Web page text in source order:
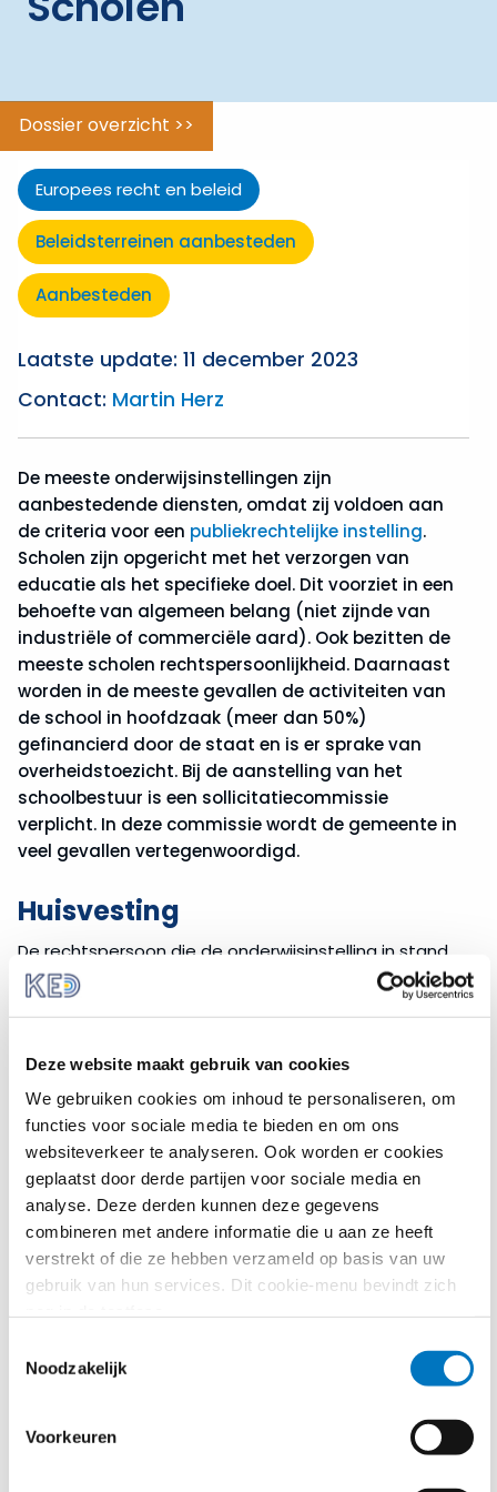
Deze website maakt gebruik van cookies
We gebruiken cookies om inhoud te personaliseren, om
functies voor sociale media te bieden en om ons
websiteverkeer te analyseren. Ook worden er cookies
geplaatst door derde partijen voor sociale media en
analyse. Deze derden kunnen deze gegevens
combineren met andere informatie die u aan ze heeft
verstrekt of die ze hebben verzameld op basis van uw
gebruik van hun services. Dit cookie-menu bevindt zich
Noodzakelijk
Voorkeuren
tot
aanbesteden
Beleidsterreinen
menu
Uitzonderingen
menu
Dossier overzicht >>
Europees recht en beleid
Beleidsterreinen aanbesteden
Aanbesteden
Laatste update: 11 december 2023
Contact: Martin Herz
De meeste onderwijsinstellingen zijn
aanbestedende diensten, omdat zij voldoen aan
de criteria voor een publiekrechtelijke instelling.
Scholen zijn opgericht met het verzorgen van
educatie als het specifieke doel. Dit voorziet in een
behoefte van algemeen belang (niet zijnde van
industriële of commerciële aard). Ook bezitten de
meeste scholen rechtspersoonlijkheid. Daarnaast
worden in de meeste gevallen de activiteiten van
de school in hoofdzaak (meer dan 50%)
gefinancierd door de staat en is er sprake van
overheidstoezicht. Bij de aanstelling van het
schoolbestuur is een sollicitatiecommissie
verplicht. In deze commissie wordt de gemeente in
veel gevallen vertegenwoordigd.
Huisvesting
De rechtspersoon die de onderwijsinstelling in stand
houdt is in beginsel de aanbestedingsplichtige
organisatie. Het komt ook voor dat de
stichting of vereniging, of in het geval van openbare
Gemeenten zijn verantwoordelijk voor de huisvesting
van scholen in het basisonderwijs, voortgezet
onderwijs en speciaal onderwijs. Instellingen aan het
beroepsonderwijs, de volwasseneneducatie en het
hoger onderwijs zijn zelf verantwoordelijk voor hun
huisvesting.
Bouwheerschap
uitgangspunt dat het schoolbestuur de bouwheer is,
de gemeente de taak van bouwheer op zich neemt
of dat het bouwheerschap gedeeld wordt. Hiervoor